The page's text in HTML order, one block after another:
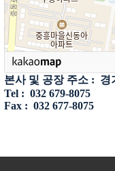
본사 및 공장 주소 : 경
Tel : 032 679-8075
Fax : 032 677-8075